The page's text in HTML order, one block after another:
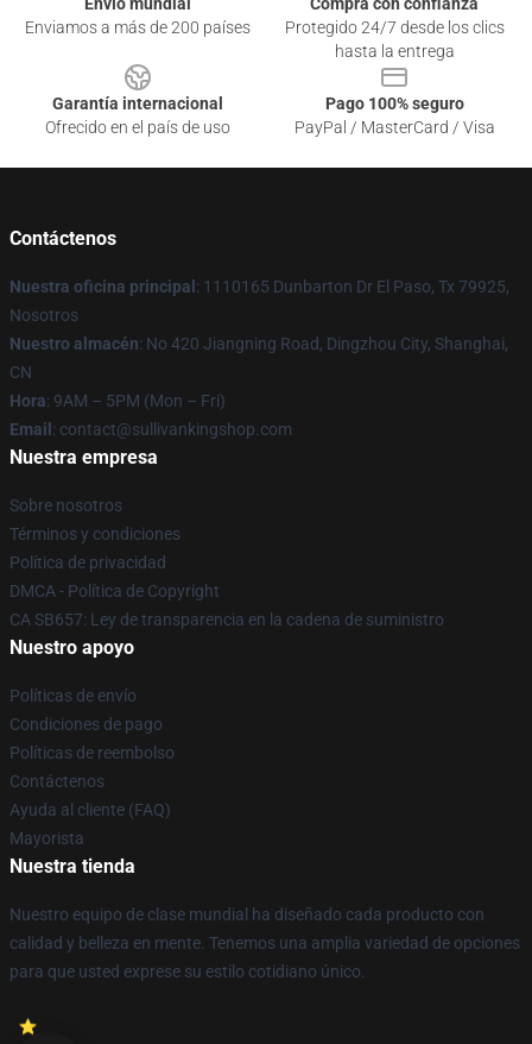
Enviamos a más de 200 países
Protegido 24/7 desde los clics
hasta la entrega
Garantía internacional
Ofrecido en el país de uso
Pago 100% seguro
PayPal / MasterCard / Visa
Contáctenos
Nuestra oficina principal : 1110165 Dunbarton Dr El Paso, Tx 79925,
Nosotros
Nuestro almacén: No 420 Jiangning Road, Dingzhou City, Shanghai,
CN
Hora: 9AM – 5PM (Mon – Fri)
Email : contact@sullivankingshop.com
Nuestra empresa
Sobre nosotros
Términos y condiciones
Política de privacidad
DMCA - Política de Copyright
CA SB657: Ley de transparencia en la cadena de suministro
Nuestro apoyo
Políticas de envío
Condiciones de pago
Políticas de reembolso
Contáctenos
Ayuda al cliente (FAQ)
Mayorista
Nuestra tienda
Nuestro equipo de clase mundial ha diseñado cada producto con
calidad y belleza en mente. Tenemos una amplia variedad de opciones
para que usted exprese su estilo cotidiano único.